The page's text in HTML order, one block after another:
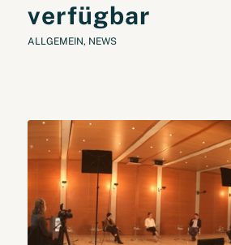
verfügbar
ALLGEMEIN, NEWS